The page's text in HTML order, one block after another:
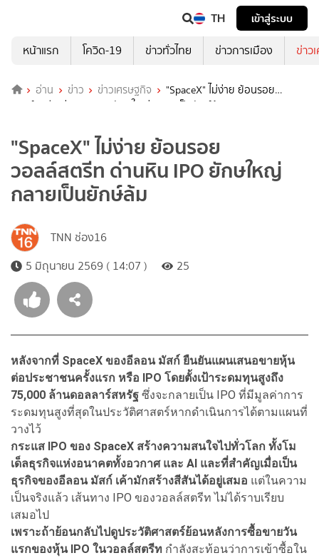
TH
เข้าสู่ระบบ
หน้าแรก
โควิด-19 ข่าวทั่วไทย ข่าวการเมือง ข่าว
อ่าน ข่าว ข่าวเศรษฐกิจ
"SpaceX" ไม่ง่าย ย้อนรอย
วอลล์สตรีท ด่านหิน IPO ยักษใหญ่ กลายเป็นยักษ์ล้ม
"SpaceX" ไม่ง่าย ย้อนรอย
วอลล์สตรีท ด่านหิน IPO ยักษใหญ่
กลายเป็นยักษ์ล้ม
TNN ช่อง16
5 มิถุนายน 2569 ( 14:07 )
25
หลังจากที่ SpaceX ของอีลอน มัสก์ ยืนยันแผนเสนอขายหุ้น
ต่อประชาชนครั้งแรก หรือ IPO โดยตั้งเป้าระดมทุนสูงถึง
75,000 ล้านดอลลาร์สหรัฐ ซึ่งจะกลายเป็น IPO ที่มีมูลค่าการ
ระดมทุนสูงที่สุดในประวัติศาสตร์หากดำเนินการได้ตามแผนที่
วางไว้
กระแส IPO ของ SpaceX สร้างความสนใจไปทั่วโลก ทั้งโม
เด็ลธุรกิจแห่งอนาคตทั้งอวกาศ และ AI และที่สำคัญเมื่อเป็น
ธุรกิจของอีลอน มัสก์ เค้ามักสร้างสีสันได้อยู่เสมอ แต่ในความ
เป็นจริงแล้ว เส้นทาง IPO ของวอลล์สตรีท ไม่ได้ราบเรียบ
เสมอไป
เพราะถ้าย้อนกลับไปดูประวัติศาสตร์ย้อนหลังการซื้อขายวัน
แรกของหุ้น IPO ในวอลล์สตรีท กำลังสะท้อนว่าการเข้าซื้อใน